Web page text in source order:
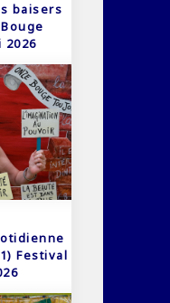
baisers
2026
Festival